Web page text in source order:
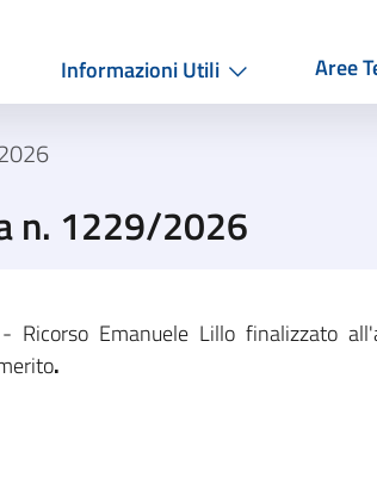
Informazioni Utili Aree
n. 1229/2026
Ricorso Emanuele Lillo finalizzato
.